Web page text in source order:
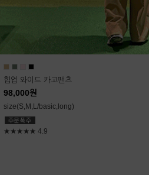
힙업 와이드 카고팬츠
98,000원
size(S,M,L/basic,long)
★★★★★ 4.9